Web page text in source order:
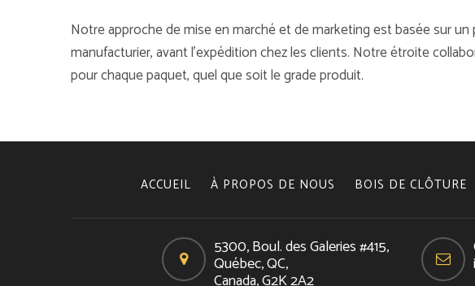
Notre approche de mise en marché et de marketing est basée sur
manufacturier, avant l’expédition chez les clients. Notre étroite
pour chaque paquet, quel que soit le grade produit.
ACCUEIL À PROPOS DE NOUS BOIS DE CLÔTURE
5300, Boul. des Galeries #415,
Québec, QC,
Canada, G2K 2A2